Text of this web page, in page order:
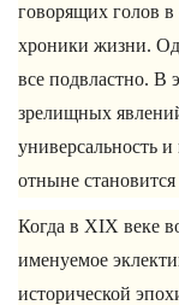
говорящих голов в
хроники жизни.
все подвластно. В
зрелищных
универсальность
отныне
Когда в XIX веке
именуемое
исторической